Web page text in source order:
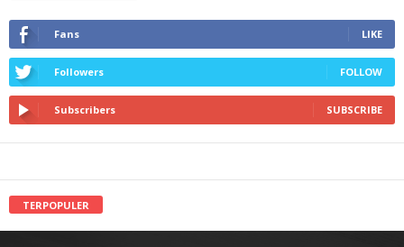
Fans LIKE
Followers FOLLOW
Subscribers SUBSCRIBE
TERPOPULER